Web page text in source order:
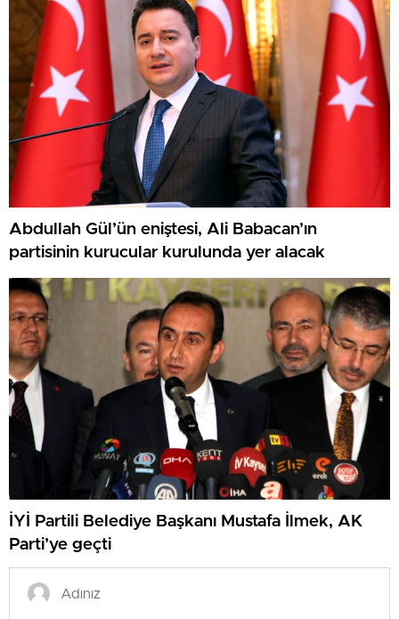
Abdullah Gül’ün eniştesi, Ali Babacan’ın
partisinin kurucular kurulunda yer alacak
İYİ Partili Belediye Başkanı Mustafa İlmek, AK
Parti’ye geçti